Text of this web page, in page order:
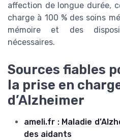
affection de longue durée,
charge à 100 % des soins
mémoire et des
nécessaires.
Sources fiables
la prise en
d’Alzheimer
ameli.fr : Maladie
des aidants